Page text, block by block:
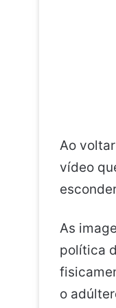
Ao
vídeo
As
política
o